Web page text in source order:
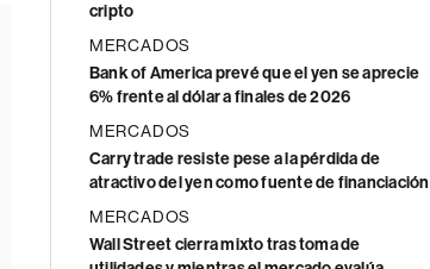
cripto
MERCADOS
Bank of America prevé que el yen se aprecie
6% frente al dólar a finales de 2026
MERCADOS
Carry trade resiste pese a la pérdida de
atractivo del yen como fuente de financiación
MERCADOS
Wall Street cierra mixto tras toma de